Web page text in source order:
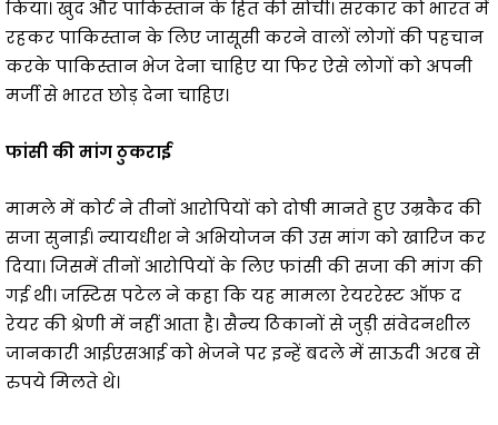
किया। खुद और पाकिस्तान के हित की सोची। सरकार को भारत में
रहकर पाकिस्तान के लिए जासूसी करने वालों लोगों की पहचान
करके पाकिस्तान भेज देना चाहिए या फिर ऐसे लोगों को अपनी
मर्जी से भारत छोड़ देना चाहिए।
फांसी की मांग ठुकराई
मामले में कोर्ट ने तीनों आरोपियों को दोषी मानते हुए उम्रकैद की
सजा सुनाई। न्यायधीश ने अभियोजन की उस मांग को खारिज कर
दिया। जिसमें तीनों आरोपियों के लिए फांसी की सजा की मांग की
गई थी। जस्टिस पटेल ने कहा कि यह मामला रेयररेस्ट ऑफ द
रेयर की श्रेणी में नहीं आता है। सैन्य ठिकानों से जुड़ी संवेदनशील
जानकारी आईएसआई को भेजने पर इन्हें बदले में साऊदी अरब से
रुपये मिलते थे।